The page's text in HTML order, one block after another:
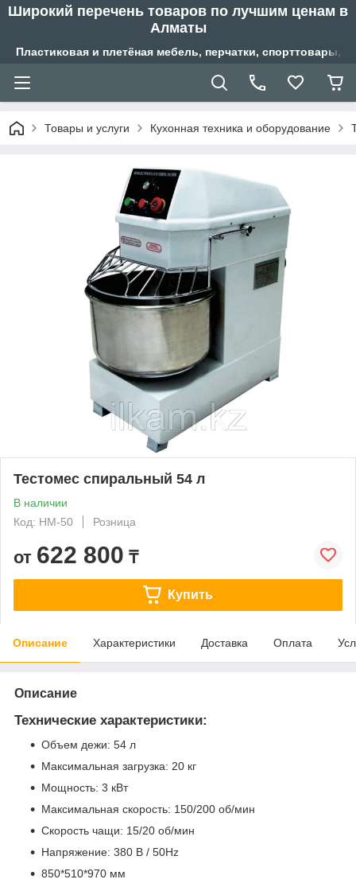
Широкий перечень товаров по лучшим ценам в
Алматы
Пластиковая и плетёная мебель, перчатки,
Товары и услуги Кухонная техника и оборудование
Тестомес спиральный 54 л
В наличии
Код: HM-50
Розница
от 622 800 ₸
Купить
Описание Характеристики Доставка Оплата
Описание
Технические характеристики:
Объем дежи: 54 л
Максимальная загрузка: 20 кг
Мощность: 3 кВт
Максимальная скорость: 150/200 об/мин
Скорость чащи: 15/20 об/мин
Напряжение: 380 В / 50Hz
850*510*970 мм